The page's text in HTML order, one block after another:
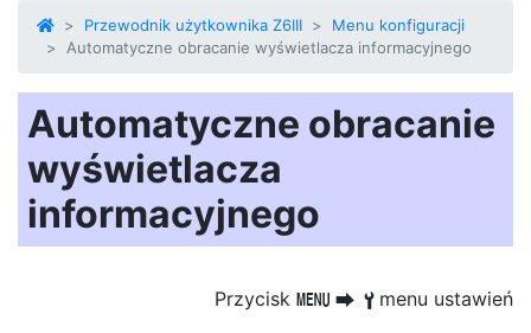
Przewodnik użytkownika Z6III
Menu konfiguracji
Automatyczne obracanie wyświetlacza informacyjnego
Automatyczne obracanie
wyświetlacza
informacyjnego
Przycisk G U B menu ustawień